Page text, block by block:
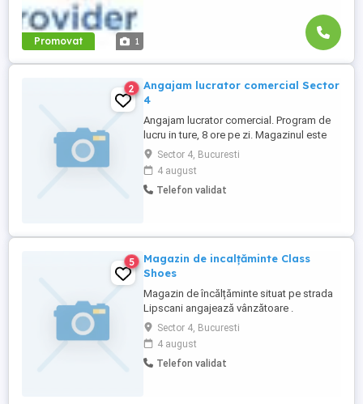
Promovat 1
2
Angajam lucrator comercial Sector
4
Angajam lucrator comercial. Program de
lucru in ture, 8 ore pe zi. Magazinul este
deschis de la 6:30-22:30, 2 libere pe
săptămână legate. Programul se discuta
in fiecare duminica de comun acord cu
ceilalti colegi. Se lucreaza atat pe casa de
Sector 4, Bucuresti
4 august
Telefon validat
5
Magazin de incalțăminte Class
Shoes
Magazin de încălțăminte situat pe strada
Lipscani angajează vânzătoare .
Experiență și limba engleza constituie un
avantaj . Daca vrei un servici stabil (salariu
+ comision la vânzare) și vrei sa faci parte
din echipa noastră nu trebuie decât să ne
Sector 4, Bucuresti
4 august
Telefon validat